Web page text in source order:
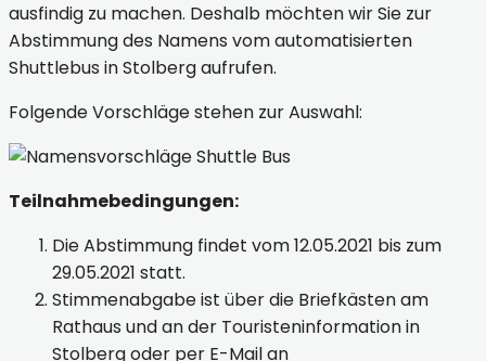
ausfindig zu machen. Deshalb möchten wir Sie zur
Abstimmung des Namens vom automatisierten
Shuttlebus in Stolberg aufrufen.
Folgende Vorschläge stehen zur Auswahl:
Teilnahmebedingungen:
Die Abstimmung findet vom 12.05.2021 bis zum
29.05.2021 statt.
Stimmenabgabe ist über die Briefkästen am
Rathaus und an der Touristeninformation in
Stolberg oder per E-Mail an